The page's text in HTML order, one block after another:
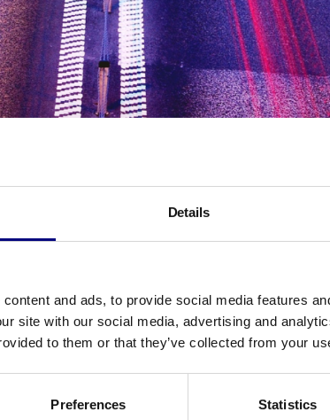
Details
and ads, to provide social media features
site with our social media, advertising and
to them or that they’ve collected from your
Preferences Statistics
miljoen ingezameld